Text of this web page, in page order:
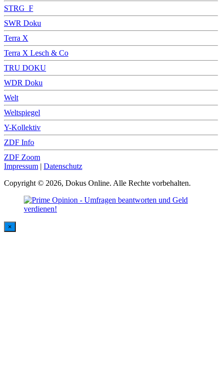
STRG_F
SWR Doku
Terra X
Terra X Lesch & Co
TRU DOKU
WDR Doku
Welt
Weltspiegel
Y-Kollektiv
ZDF Info
ZDF Zoom
Impressum | Datenschutz
Copyright © 2026, Dokus Online. Alle Rechte vorbehalten.
×